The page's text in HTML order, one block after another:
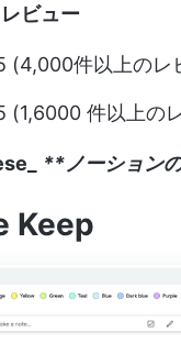
ビュー
(4,000件以上のレ
(1,6000 件以上の
**ノーション
Keep